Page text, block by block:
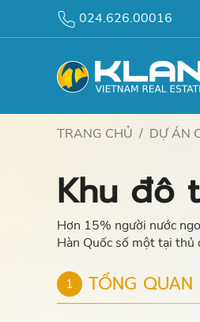
024.626.00016
TRANG CHỦ DỰ ÁN
Khu đô
Hơn 15% người nước
Hàn Quốc số một tại thủ
1 TỔNG QUAN